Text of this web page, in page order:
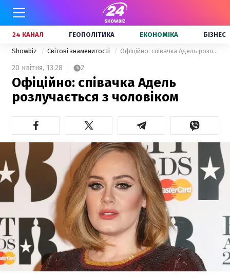
24 КАНАЛ ГЕОПОЛІТИКА ЕКОНОМІКА БІЗНЕС
Showbiz Світові знаменитості Офіційно: співачка Адель розлучається з чоловіком
20 квітня, 13:28 2
Офіційно: співачка Адель
розлучається з чоловіком